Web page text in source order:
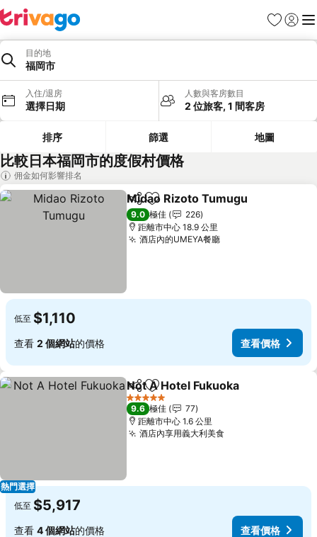
收藏夾
登入 選
目的地
福岡市
入住/退房
選擇日期
人數與客房數目
2 位旅客, 1 間客房
排序 篩選 地圖
比較日本福岡市的度假村價格
佣金如何影響排名
分享 放到收藏夾
Midao Rizoto Tumugu
9.0 極佳
226
距離市中心 18.9 公里
酒店內的UMEYA餐廳查看價格
低至 $1,110
查看 2 個網站的價格 查看價格
熱門選擇
分享 放到收藏夾
Not A Hotel Fukuoka
5 星級
9.6 極佳
77
距離市中心 1.6 公里
酒店內享用義大利美食查看價格
低至 $5,917
查看 4 個網站的價格 查看價格